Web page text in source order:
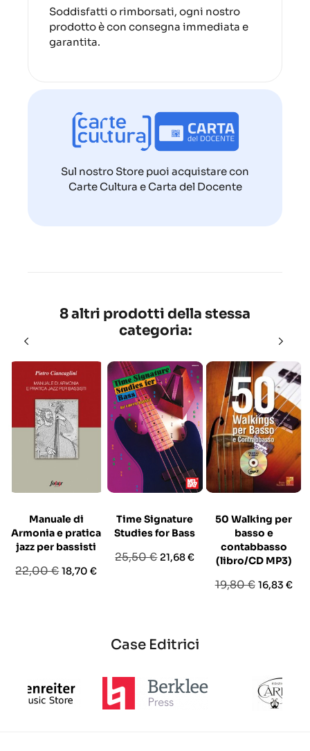
Soddisfatti o rimborsati, ogni nostro
prodotto è con consegna immediata e
garantita.
Sul nostro Store puoi acquistare con
Carte Cultura e Carta del Docente
8 altri prodotti della stessa
categoria:
Manuale di
Armonia e pratica
jazz per bassisti
Prezzo
22,00 €Prezzo
18,70 €
Time Signature
Studies for Bass
Prezzo
25,50 € Prezzo
21,68 €
50 Walking per
basso e
contabbasso
(libro/CD MP3)
Prezzo
19,80 € Prezzo
16,83 €
Case Editrici